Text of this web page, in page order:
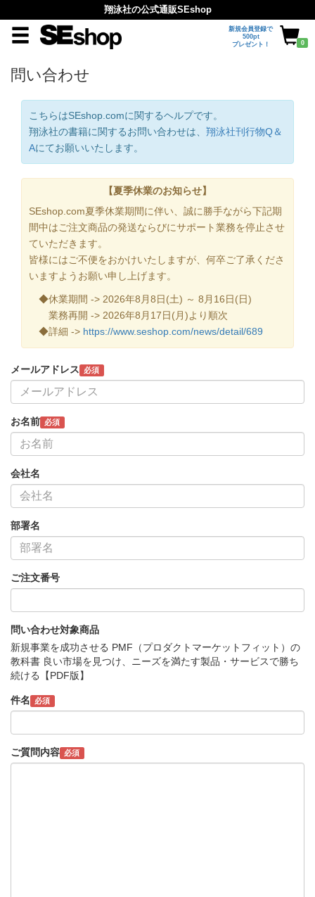
翔泳社の公式通販SEshop
新規会員登録で
500pt
プレゼント！
0
問い合わせ
こちらはSEshop.comに関するヘルプです。
翔泳社の書籍に関するお問い合わせは、 翔泳社刊行物Q＆
Aにてお願いいたします。
【夏季休業のお知らせ】
SEshop.com夏季休業期間に伴い、誠に勝手ながら下記期
間中はご注文商品の発送ならびにサポート業務を停止させ
ていただきます。
皆様にはご不便をおかけいたしますが、何卒ご了承くださ
いますようお願い申し上げます。
◆休業期間 -> 2026年8月8日(土) ～ 8月16日(日)
業務再開 -> 2026年8月17日(月)より順次
◆詳細 -> https://www.seshop.com/news/detail/689
メールアドレス 必須
お名前 必須
会社名
部署名
ご注文番号
問い合わせ対象商品
新規事業を成功させる PMF（プロダクトマーケットフィット）の
教科書 良い市場を見つけ、ニーズを満たす製品・サービスで勝ち
続ける【PDF版】
件名 必須
ご質問内容 必須